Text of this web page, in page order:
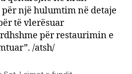
një hulumtim në detaje
të vlerësuar
për restaurimin e
/atsh/